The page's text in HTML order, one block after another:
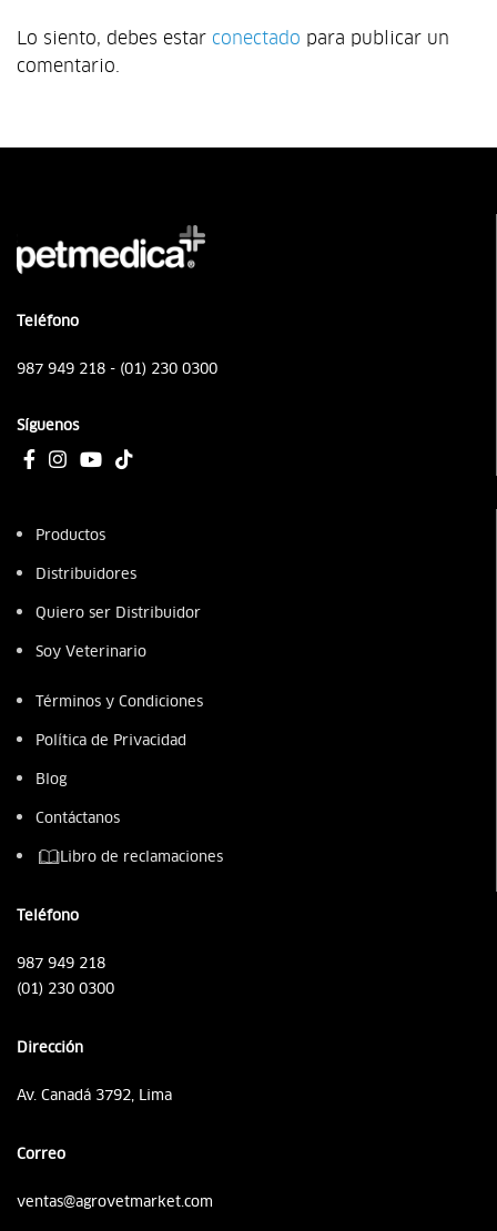
Lo siento, debes estar conectado para publicar un
comentario.
Teléfono
987 949 218 - (01) 230 0300
Síguenos
Productos
Distribuidores
Quiero ser Distribuidor
Soy Veterinario
Términos y Condiciones
Política de Privacidad
Blog
Contáctanos
Libro de reclamaciones
Teléfono
987 949 218
(01) 230 0300
Dirección
Av. Canadá 3792, Lima
Correo
ventas@agrovetmarket.com